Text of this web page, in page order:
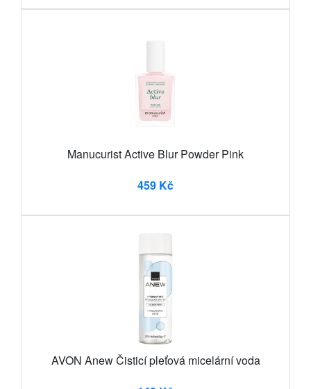
Manucurist Active Blur Powder Pink
459 Kč
AVON Anew Čisticí pleťová micelární voda